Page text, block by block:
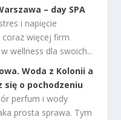
– day SPA
i napięcie
więcej firm
wellness dla swoich...
Woda z Kolonii a
o pochodzeniu
perfum i wody
prosta sprawa. Tym